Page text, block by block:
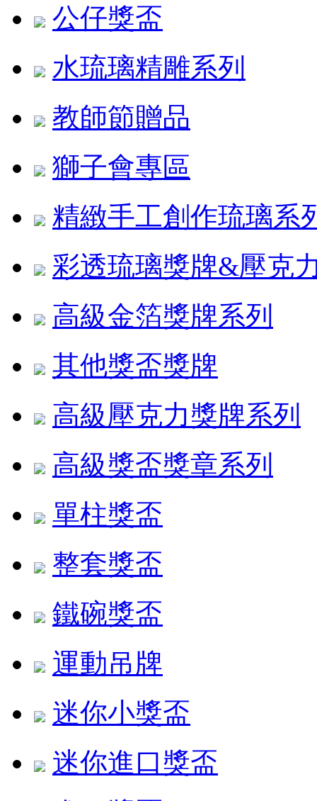
公仔獎盃
水琉璃精雕系列
教師節贈品
獅子會專區
精緻手工創作琉璃系
彩透琉璃獎牌&壓克
高級金箔獎牌系列
其他獎盃獎牌
高級壓克力獎牌系列
高級獎盃獎章系列
單柱獎盃
整套獎盃
鐵碗獎盃
運動吊牌
迷你小獎盃
迷你進口獎盃